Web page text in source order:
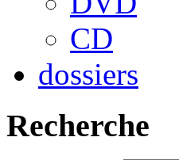
CD
dossiers
Recherche